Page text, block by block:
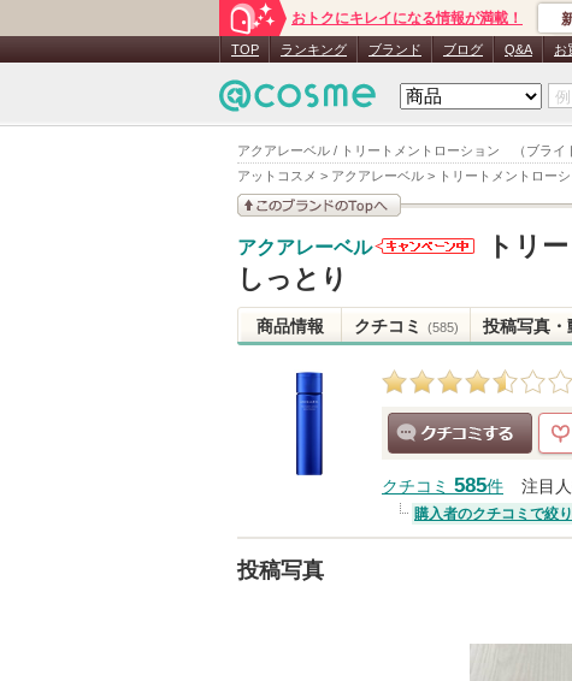
アクアレーベル / トリートメントローション （ブラ
アットコスメ > アクアレーベル > トリートメントロー
おトクにキレイになる情報が満載！
TOP ランキング ブランド ブログ Q&A お
見る
アクアレーベル
お知らせが
あります
トリ
しっとり
商品情報 クチコミ (585) 投稿写真・
クチコミ 585件 注目
購入者のクチコミで絞
投稿写真